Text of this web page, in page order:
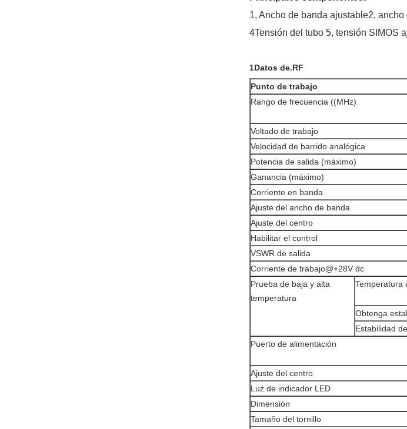
1, Ancho de banda ajustable2,
4Tensión del tubo 5, tensión SIMOS
1Datos de.RF
Punto de trabajo
Rango de frecuencia ((MHz)
Voltado de trabajo
Velocidad de barrido analógica
Potencia de salida (máximo)
Ganancia (máximo)
Corriente en banda
Ajuste del ancho de banda
Ajuste del centro
Habilitar el control
VSWR de salida
Corriente de trabajo@+28V dc
Prueba de baja y alta
temperatura
Temperatura
Obtenga
Estabilidad
Puerto de alimentación
Ajuste del centro
Luz de indicador LED
Dimensión
Tamaño del tornillo